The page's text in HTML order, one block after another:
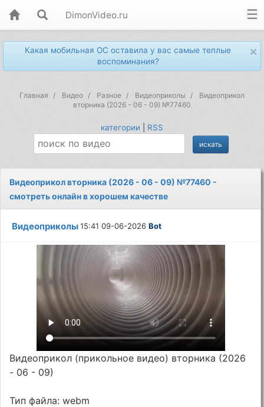
DimonVideo.ru
×
Какая мобильная ОС оставила у вас самые теплые
воспоминания?
Главная Видео Разное Видеоприколы
Видеоприкол
вторника (2026 - 06 - 09) №77460
категории RSS
Видеоприкол вторника (2026 - 06 - 09) №77460 -
смотреть онлайн в хорошем качестве
Видеоприколы15:41 09-06-2026Bot
Видеоприкол (прикольное видео) вторника (2026
- 06 - 09)
Тип файла: webm